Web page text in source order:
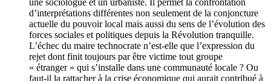
d’interprétations différentes non seulement de la conjoncture
actuelle du pouvoir local mais aussi du sens de l’évolution des
forces sociales et politiques depuis la Révolution tranquille.
L’échec du maire technocrate n’est-elle que l’expression du
rejet dont finit toujours par être victime tout groupe
« étranger » qui s’installe dans une communauté locale ? Ou
faut-il la rattacher à la crise économique qui aurait contribué à